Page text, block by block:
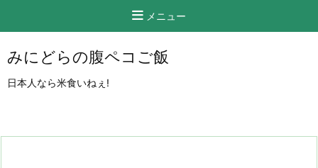
メニュー
みにどらの腹ペコご飯
日本人なら米食いねぇ!